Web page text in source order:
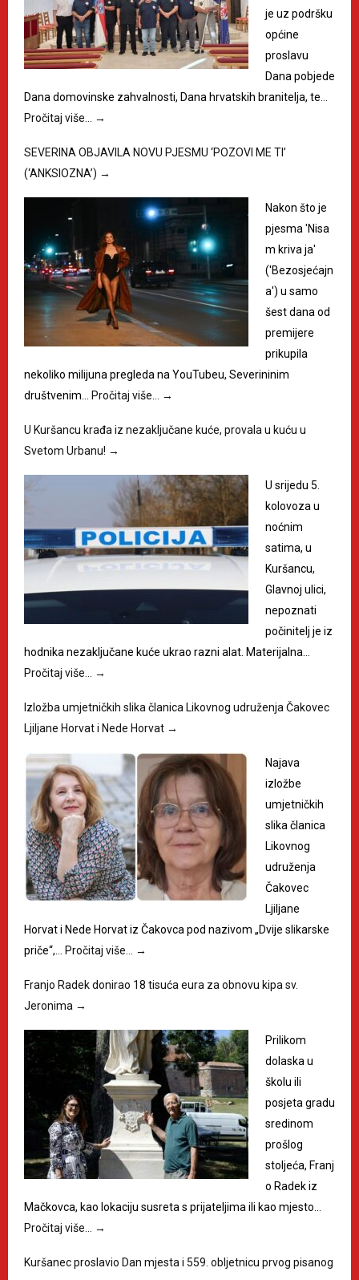
je uz podršku
općine
proslavu
Dana pobjede
Dana domovinske zahvalnosti, Dana hrvatskih branitelja, te…
Pročitaj više…
→
SEVERINA OBJAVILA NOVU PJESMU ‘POZOVI ME TI’
(‘ANKSIOZNA’) →
Nakon što je
pjesma 'Nisa
m kriva ja'
('Bezosjećajn
a') u samo
šest dana od
premijere
prikupila
nekoliko milijuna pregleda na YouTubeu, Severininim
društvenim…
Pročitaj više… →
U Kuršancu krađa iz nezaključane kuće, provala u kuću u
Svetom Urbanu! →
U srijedu 5.
kolovoza u
noćnim
satima, u
Kuršancu,
Glavnoj ulici,
nepoznati
počinitelj je iz
hodnika nezaključane kuće ukrao razni alat. Materijalna…
Pročitaj više…
→
Izložba umjetničkih slika članica Likovnog udruženja Čakovec
Ljiljane Horvat i Nede Horvat →
Najava
izložbe
umjetničkih
slika članica
Likovnog
udruženja
Čakovec
Ljiljane
Horvat i Nede Horvat iz Čakovca pod nazivom „Dvije slikarske
priče“,…
Pročitaj više… →
Franjo Radek donirao 18 tisuća eura za obnovu kipa sv.
Jeronima →
Prilikom
dolaska u
školu ili
posjeta gradu
sredinom
prošlog
stoljeća, Franj
o Radek iz
Mačkovca, kao lokaciju susreta s prijateljima ili kao mjesto…
Pročitaj više…
→
Kuršanec proslavio Dan mjesta i 559. obljetnicu prvog pisanog